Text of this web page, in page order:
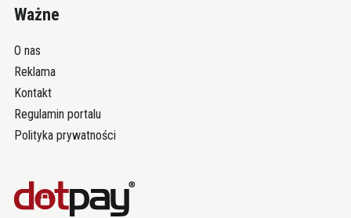
Ważne
O nas
Reklama
Kontakt
Regulamin portalu
Polityka prywatności